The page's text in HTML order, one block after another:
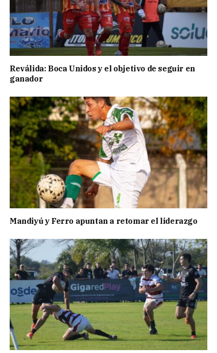
Reválida: Boca Unidos y el objetivo de seguir en
ganador
Mandiyú y Ferro apuntan a retomar el liderazgo